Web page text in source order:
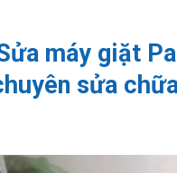
máy giặt
sửa